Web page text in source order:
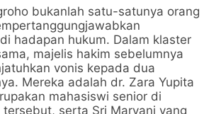
bukanlah satu-satunya orang
hadapan hukum. Dalam klaster
majelis hakim sebelumnya
vonis kepada dua
Mereka adalah dr. Zara Yupita
mahasiswi senior di
tersebut, serta Sri Maryani yang